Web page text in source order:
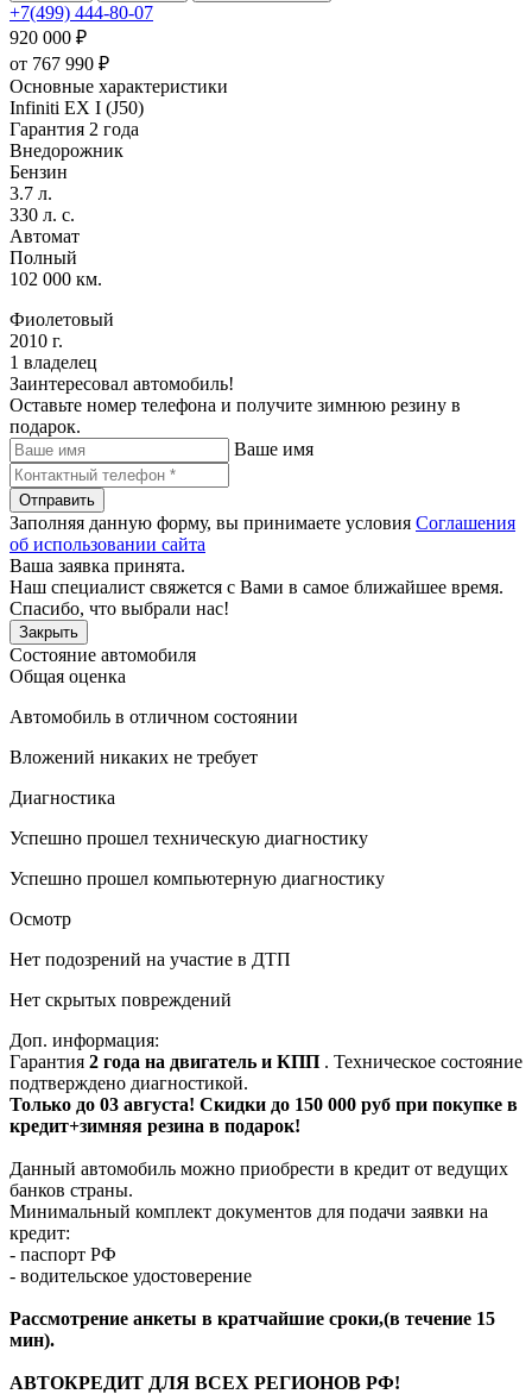
+7(499) 444-80-07
920 000 ₽
от 767 990 ₽
Основные характеристики
Infiniti EX I (J50)
Гарантия 2 года
Внедорожник
Бензин
3.7 л.
330 л. с.
Автомат
Полный
102 000 км.
Фиолетовый
2010 г.
1 владелец
Заинтересовал автомобиль!
Оставьте номер телефона и получите зимнюю резину в
подарок.
Ваше имя
Отправить
Заполняя данную форму, вы принимаете условия Соглашения
об использовании сайта
Ваша заявка принята.
Наш специалист свяжется с Вами в самое ближайшее время.
Спасибо, что выбрали нас!
Закрыть
Состояние автомобиля
Общая оценка
Автомобиль в отличном состоянии
Вложений никаких не требует
Диагностика
Успешно прошел техническую диагностику
Успешно прошел компьютерную диагностику
Осмотр
Нет подозрений на участие в ДТП
Нет скрытых повреждений
Доп. информация:
Гарантия 2 года на двигатель и КПП . Техническое состояние
подтверждено диагностикой.
Только до 03 августа! Скидки до 150 000 руб при покупке в
кредит+зимняя резина в подарок!
Данный автомобиль можно приобрести в кредит от ведущих
банков страны.
Минимальный комплект документов для подачи заявки на
кредит:
- паспорт РФ
- водительское удостоверение
Рассмотрение анкеты в кратчайшие сроки,(в течение 15
мин).
АВТОКРЕДИТ ДЛЯ ВСЕХ РЕГИОНОВ РФ!